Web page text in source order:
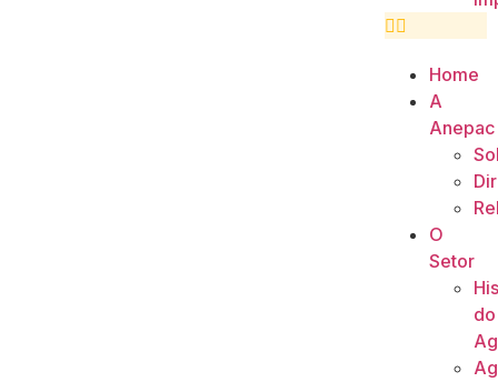
Home
A
Anepac
O
Setor
do